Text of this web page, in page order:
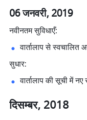
06 जनवरी, 2019
नवीनतम सुविधाएँ:
वार्तालाप से स्वचालित
सुधार:
वार्तालाप की सूची में
दिसम्बर, 2018